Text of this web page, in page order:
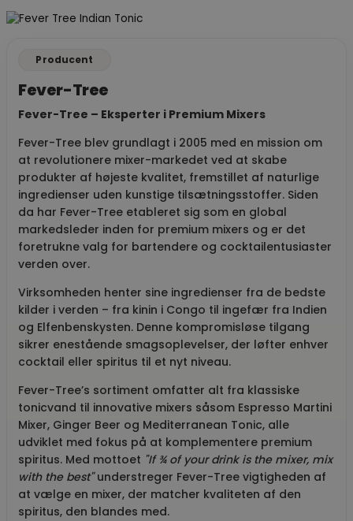
Producent
Fever-Tree
Fever-Tree – Eksperter i Premium Mixers
Fever-Tree blev grundlagt i 2005 med en mission om
at revolutionere mixer-markedet ved at skabe
produkter af højeste kvalitet, fremstillet af naturlige
ingredienser uden kunstige tilsætningsstoffer. Siden
da har Fever-Tree etableret sig som en global
markedsleder inden for premium mixers og er det
foretrukne valg for bartendere og cocktailentusiaster
verden over.
Virksomheden henter sine ingredienser fra de bedste
kilder i verden – fra kinin i Congo til ingefær fra Indien
og Elfenbenskysten. Denne kompromisløse tilgang
sikrer enestående smagsoplevelser, der løfter enhver
cocktail eller spiritus til et nyt niveau.
Fever-Tree’s sortiment omfatter alt fra klassiske
tonicvand til innovative mixers såsom Espresso Martini
Mixer, Ginger Beer og Mediterranean Tonic, alle
udviklet med fokus på at komplementere premium
spiritus. Med mottoet "If ¾ of your drink is the mixer, mix
with the best"understreger Fever-Tree vigtigheden af
at vælge en mixer, der matcher kvaliteten af den
spiritus, den blandes med.